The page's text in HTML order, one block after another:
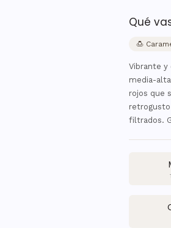
Qué
🍮
Vibrante y
media-
rojos que
filtrados.